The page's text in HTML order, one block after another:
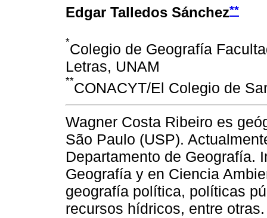
Edgar Talledos Sánchez**
*Colegio de Geografía
Letras, UNAM
**CONACYT/El Colegio de
Wagner Costa Ribeiro es
São Paulo (USP).
Departamento de Geografía.
Geografía y en Ciencia
geografía política, políticas
recursos hídricos, entre